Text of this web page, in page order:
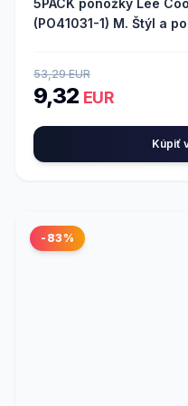
5PACK ponožky Lee
(PO41031-1) M. Štýl a
53,29 EUR
9,32 EUR
Kúpiť
-83%